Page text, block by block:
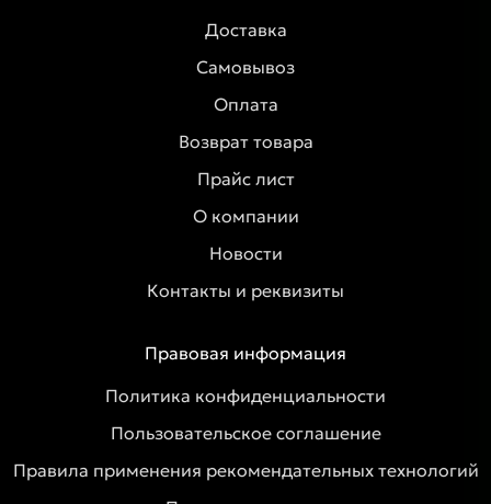
Доставка
Самовывоз
Оплата
Возврат товара
Прайс лист
О компании
Новости
Контакты и реквизиты
Правовая информация
Политика конфиденциальности
Пользовательское соглашение
Правила применения рекомендательных технологий